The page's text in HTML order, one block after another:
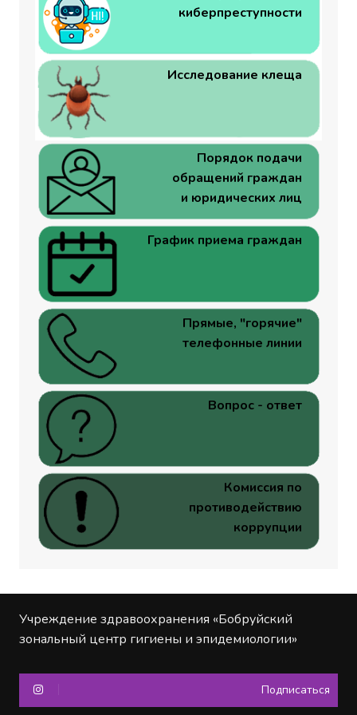
киберпреступности
Исследование клеща
Порядок подачи
обращений граждан
и юридических лиц
График приема граждан
Прямые, "горячие"
телефонные линии
Вопрос - ответ
Комиссия по
противодействию
коррупции
Учреждение здравоохранения «Бобруйский
зональный центр гигиены и эпидемиологии»
Подписаться